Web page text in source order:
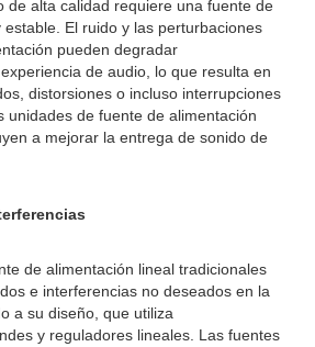
de alta calidad requiere una fuente de
El ruido y las perturbaciones
pueden degradar
de audio, lo que resulta en
distorsiones o incluso interrupciones
unidades de fuente de alimentación
a mejorar la entrega de sonido de
de alimentación lineal tradicionales
e interferencias no deseados en la
a su diseño, que utiliza
y reguladores lineales. Las fuentes